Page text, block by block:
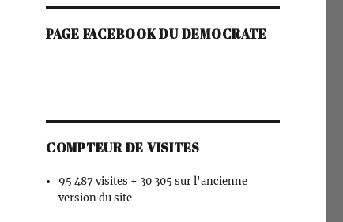
PAGE FACEBOOK DU DEMOCRATE
COMPTEUR DE VISITES
95 487 visites + 30 305 sur l'ancienne
version du site